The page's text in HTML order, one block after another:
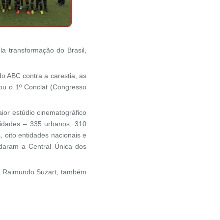
transformação do Brasil,
ABC contra a carestia, as
o 1º Conclat (Congresso
estúdio cinematográfico
– 335 urbanos, 310
oito entidades nacionais e
a Central Única dos
Suzart, também